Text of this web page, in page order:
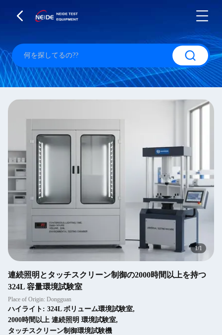
1/1
連続照明とタッチスクリーン制御の2000時間以上を持つ
324L 容量環境試験室
Place of Origin: Dongguan
ハイライト: 324L ボリューム環境試験室,
2000時間以上 連続照明 環境試験室,
タッチスクリーン制御環境試験機